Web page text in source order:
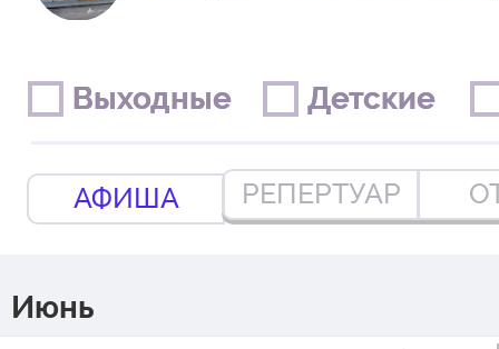
АФИША РЕПЕРТУАР
Выходные
Выходные Детские
Детские
Июнь